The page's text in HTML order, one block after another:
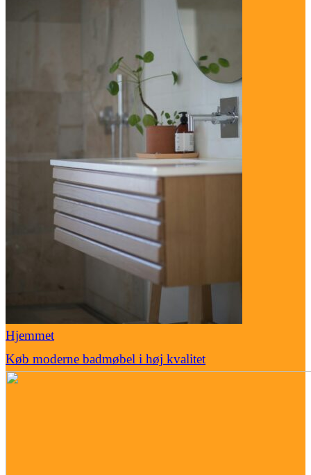
Hjemmet
Køb moderne badmøbel i høj kvalitet